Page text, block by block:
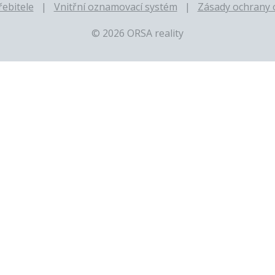
Vnitřní oznamovací systém
Zásady ochrany
© 2026 ORSA reality